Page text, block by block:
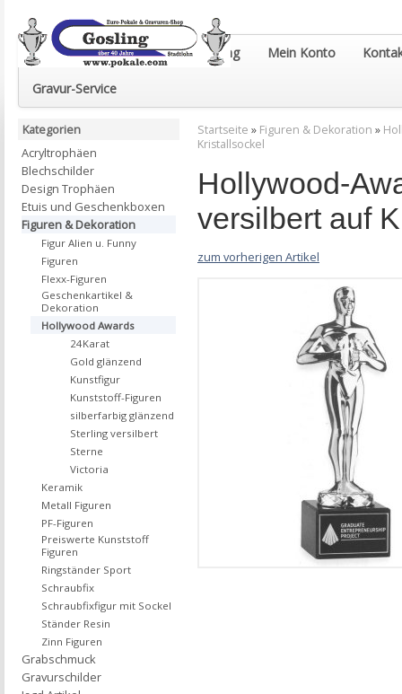
Euro-Pokale & Gravur-Shop Gosling Mein Konto
Gravur-Service
Startseite » Figuren & Dekoration »
Kristallsockel
Hollywood-
versilbert auf
zum vorherigen Artikel
Kategorien
Acryltrophäen
Blechschilder
Design Trophäen
Etuis und Geschenkboxen
Figuren & Dekoration
Figur Alien u. Funny
Figuren
Flexx-Figuren
Geschenkartikel &
Dekoration
Hollywood Awards
24Karat
Gold glänzend
Kunstfigur
Kunststoff-Figuren
silberfarbig glänzend
Sterling versilbert
Sterne
Victoria
Keramik
Metall Figuren
PF-Figuren
Preiswerte Kunststoff
Figuren
Ringständer Sport
Schraubfix
Schraubfixfigur mit Sockel
Ständer Resin
Zinn Figuren
Grabschmuck
Gravurschilder